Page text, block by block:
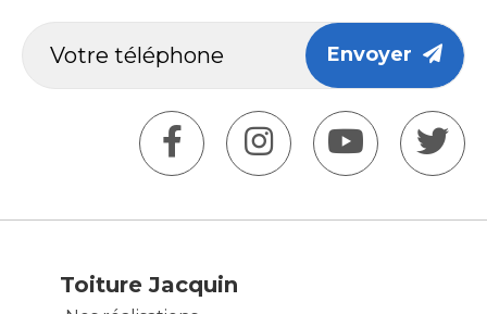
Envoyer
Toiture Jacquin